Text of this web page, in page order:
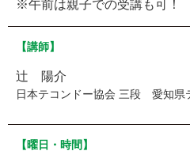
※午前は親子での受講も可！
【講師】
辻 陽介
日本テコンドー協会 三段 愛知県
【曜日・時間】